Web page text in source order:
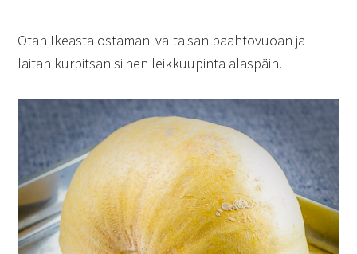
Otan Ikeasta ostamani valtaisan paahtovuoan ja
laitan kurpitsan siihen leikkuupinta alaspäin.